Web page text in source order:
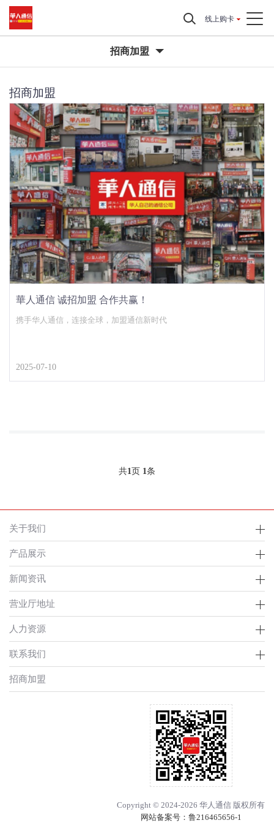
线上购卡
招商加盟
招商加盟
華人通信 诚招加盟 合作共赢！
携手华人通信，连接全球，加盟通信新时代
2025-07-10
共1页 1条
关于我们
产品展示
新闻资讯
营业厅地址
人力资源
联系我们
招商加盟
Copyright © 2024-2026 华人通信 版权所有
网站备案号： 鲁216465656-1